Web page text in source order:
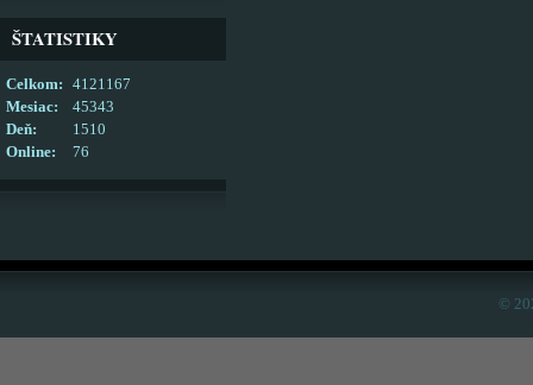
ŠTATISTIKY
Online: 76
Celkom:
4121167
Mesiac:
45343
Deň:
1510
©